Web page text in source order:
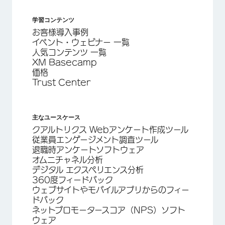
学習コンテンツ
お客様導入事例
イベント・ウェビナー 一覧
人気コンテンツ 一覧
XM Basecamp
価格
Trust Center
主なユースケース
クアルトリクス Webアンケート作成ツール
従業員エンゲージメント調査ツール
退職時アンケートソフトウェア
オムニチャネル分析
デジタル エクスペリエンス分析
360度フィードバック
ウェブサイトやモバイルアプリからのフィー
ドバック
ネットプロモータースコア（NPS）ソフト
ウェア